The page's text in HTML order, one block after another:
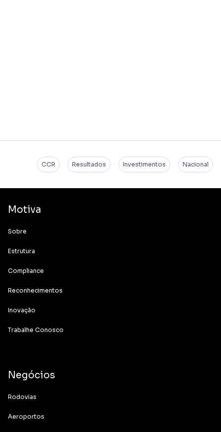
CCR Resultados Investimentos Nacional
Motiva
Sobre
Estrutura
Compliance
Reconhecimentos
Inovação
Trabalhe Conosco
Negócios
Rodovias
Aeroportos